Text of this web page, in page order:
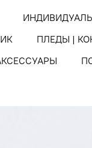
ПЛЕДЫ |